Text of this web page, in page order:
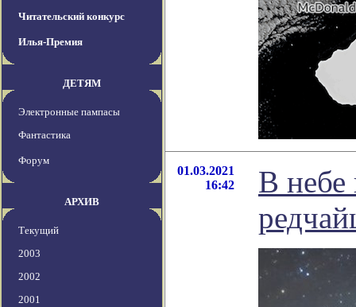
Читательский конкурс
Илья-Премия
ДЕТЯМ
Электронные пампасы
Фантастика
Форум
АРХИВ
Текущий
2003
2002
2001
01.03.2021
16:42
В небе